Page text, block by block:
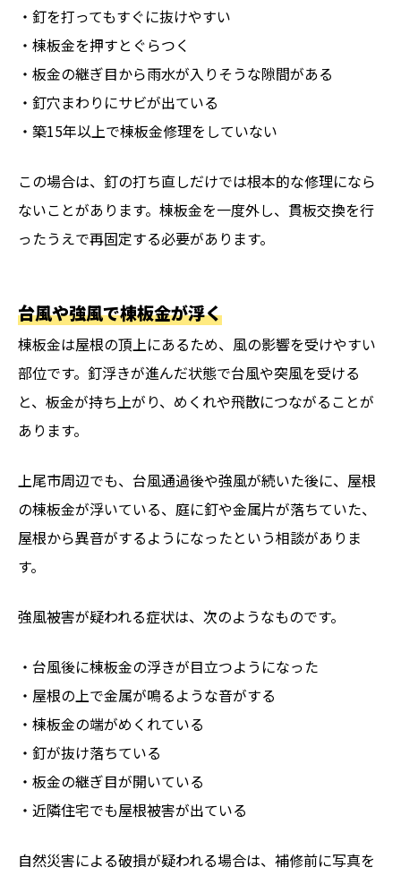
・釘を打ってもすぐに抜けやすい
・棟板金を押すとぐらつく
・板金の継ぎ目から雨水が入りそうな隙間がある
・釘穴まわりにサビが出ている
・築15年以上で棟板金修理をしていない
この場合は、釘の打ち直しだけでは根本的な修理になら
ないことがあります。棟板金を一度外し、貫板交換を行
ったうえで再固定する必要があります。
台風や強風で棟板金が浮く
棟板金は屋根の頂上にあるため、風の影響を受けやすい
部位です。釘浮きが進んだ状態で台風や突風を受ける
と、板金が持ち上がり、めくれや飛散につながることが
あります。
上尾市周辺でも、台風通過後や強風が続いた後に、屋根
の棟板金が浮いている、庭に釘や金属片が落ちていた、
屋根から異音がするようになったという相談がありま
す。
強風被害が疑われる症状は、次のようなものです。
・台風後に棟板金の浮きが目立つようになった
・屋根の上で金属が鳴るような音がする
・棟板金の端がめくれている
・釘が抜け落ちている
・板金の継ぎ目が開いている
・近隣住宅でも屋根被害が出ている
自然災害による破損が疑われる場合は、補修前に写真を